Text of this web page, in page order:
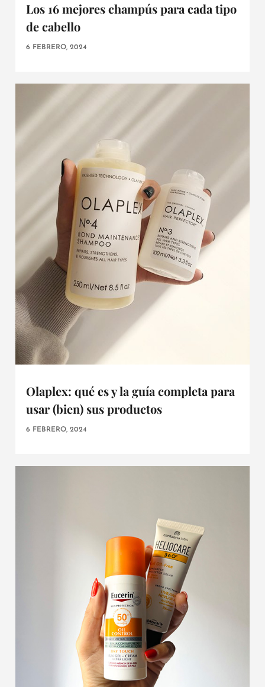
Los 16 mejores champús para cada tipo
de cabello
6 FEBRERO, 2024
Olaplex: qué es y la guía completa para
usar (bien) sus productos
6 FEBRERO, 2024